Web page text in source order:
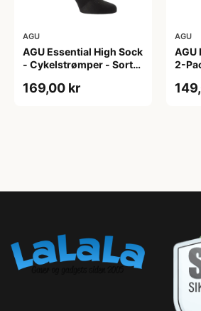
AGU
AGU Essential High Sock
- Cykelstrømper - Sort-
169,00 kr
AGU
AGU
2-